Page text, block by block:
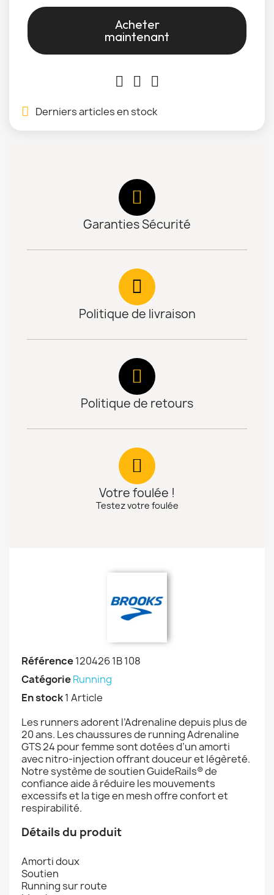
Acheter
maintenant
Derniers articles en stock
Garanties Sécurité
Politique de livraison
Politique de retours
Votre foulée !
Testez votre foulée
Référence120426 1B 108
CatégorieRunning
En stock1 Article
Les runners adorent l’Adrenaline depuis plus de
20 ans. Les chaussures de running Adrenaline
GTS 24 pour femme sont dotées d’un amorti
avec nitro-injection offrant douceur et légèreté.
Notre système de soutien GuideRails® de
confiance aide à réduire les mouvements
excessifs et la tige en mesh offre confort et
respirabilité.
Détails du produit
Amorti doux
Soutien
Running sur route